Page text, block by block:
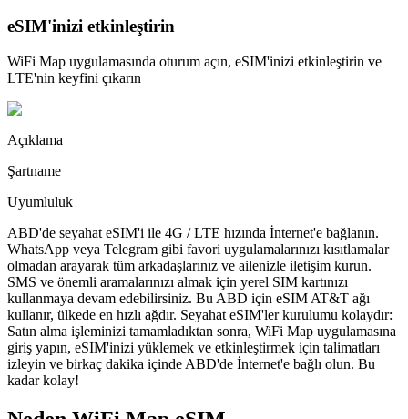
eSIM'inizi etkinleştirin
WiFi Map uygulamasında oturum açın, eSIM'inizi etkinleştirin ve
LTE'nin keyfini çıkarın
Açıklama
Şartname
Uyumluluk
ABD'de seyahat eSIM'i ile 4G / LTE hızında İnternet'e bağlanın.
WhatsApp veya Telegram gibi favori uygulamalarınızı kısıtlamalar
olmadan arayarak tüm arkadaşlarınız ve ailenizle iletişim kurun.
SMS ve önemli aramalarınızı almak için yerel SIM kartınızı
kullanmaya devam edebilirsiniz. Bu ABD için eSIM AT&T ağı
kullanır, ülkede en hızlı ağdır. Seyahat eSIM'ler kurulumu kolaydır:
Satın alma işleminizi tamamladıktan sonra, WiFi Map uygulamasına
giriş yapın, eSIM'inizi yüklemek ve etkinleştirmek için talimatları
izleyin ve birkaç dakika içinde ABD'de İnternet'e bağlı olun. Bu
kadar kolay!